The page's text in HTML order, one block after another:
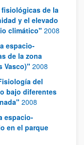
de la
y el elevado
climático" 2008
espacio-
de la zona
Vasco)" 2008
del
bajo diferentes
2008
espacio-
en el parque